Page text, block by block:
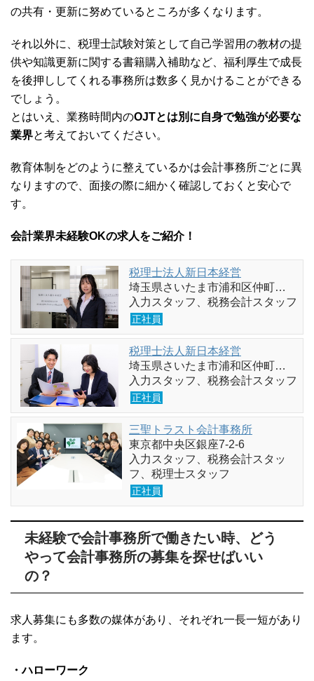
の共有・更新に努めているところが多くなります。
それ以外に、税理士試験対策として自己学習用の教材の提
供や知識更新に関する書籍購入補助など、福利厚生で成長
を後押ししてくれる事務所は数多く見かけることができる
でしょう。
とはいえ、業務時間内のOJTとは別に自身で勉強が必要な
業界と考えておいてください。
教育体制をどのように整えているかは会計事務所ごとに異
なりますので、面接の際に細かく確認しておくと安心で
す。
会計業界未経験OKの求人をご紹介！
税理士法人新日本経営
埼玉県さいたま市浦和区仲町…
入力スタッフ、税務会計スタッフ
正社員
税理士法人新日本経営
埼玉県さいたま市浦和区仲町…
入力スタッフ、税務会計スタッフ
正社員
三聖トラスト会計事務所
東京都中央区銀座7-2-6
入力スタッフ、税務会計スタッ
フ、税理士スタッフ
正社員
未経験で会計事務所で働きたい時、どう
やって会計事務所の募集を探せばいい
の？
求人募集にも多数の媒体があり、それぞれ一長一短があり
ます。
・ハローワーク